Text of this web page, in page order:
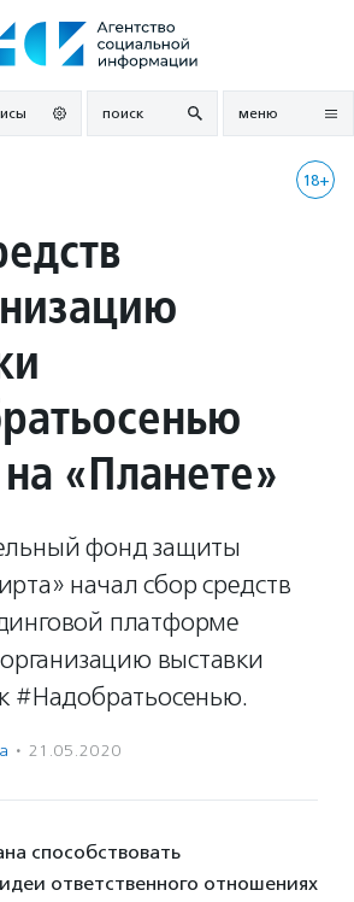
поиск меню
18+
«Планете»
фонд защиты
начал сбор средств
платформе
выставки
#Надобратьосенью.
· 21.05.2020
способствовать
ответственного отношениях